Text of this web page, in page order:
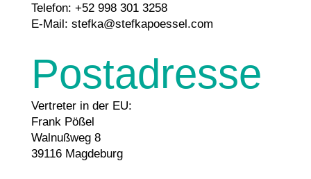
Telefon: +52 998 301 3258
E-Mail: stefka@stefkapoessel.com
Postadresse
Vertreter in der EU:
Frank Pößel
Walnußweg 8
39116 Magdeburg